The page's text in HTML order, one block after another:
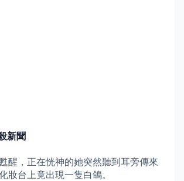
新聞
醒，正在恍神的她突然聽到耳旁傳來
妝台上竟出現一隻白鴿。